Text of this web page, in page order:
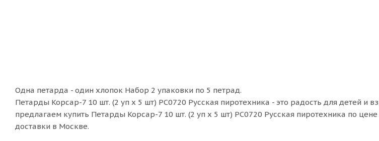
Одна петарда - один хлопок Набор 2 упаковки по 5 петрад.
Петарды Корсар-7 10 шт. (2 уп х 5 шт) РС0720 Русская пиротехника - это радость для детей и
предлагаем купить Петарды Корсар-7 10 шт. (2 уп х 5 шт) РС0720 Русская пиротехника по
доставки в Москве.